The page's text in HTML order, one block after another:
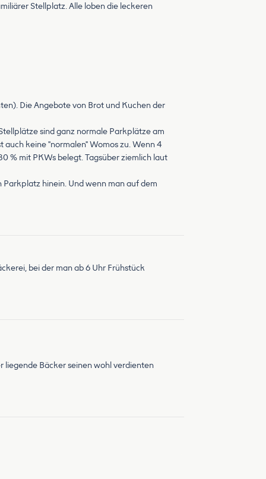
Stellplatz. Alle loben die leckeren
Die Angebote von Brot und Kuchen der
sind ganz normale Parkplätze am
keine "normalen" Womos zu. Wenn 4
% mit PKWs belegt. Tagsüber ziemlich laut
Parkplatz hinein. Und wenn man auf dem
bei der man ab 6 Uhr Frühstück
liegende Bäcker seinen wohl verdienten